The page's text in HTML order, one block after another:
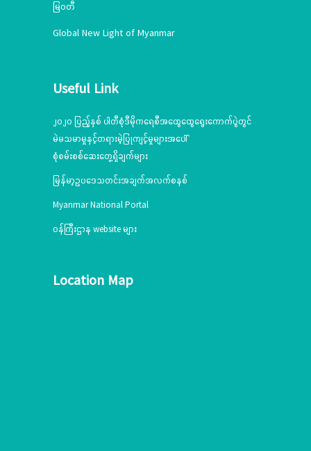
မြဝတီ
Global New Light of Myanmar
Useful Link
၂၀၂၀ ပြည့်နှစ် ပါတီစုံဒီမိုကရေစီအထွေထွေရွေးကောက်ပွဲတွင်
မဲမသမာမှုနှင့်တရားမဲ့ပြုကျင့်မှုများအပေါ်
စုံစမ်းစစ်ဆေးတွေ့ရှိချက်များ
မြန်မာ့ဥပဒေသတင်းအချက်အလက်စနစ်
Myanmar National Portal
ဝန်ကြီးဌာန website များ
Location Map